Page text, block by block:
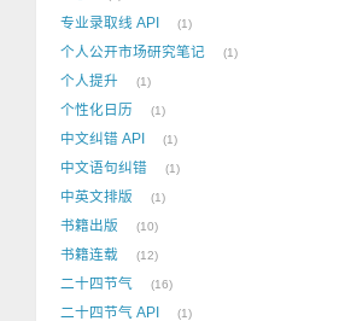
专业录取线 API 1
个人公开市场研究笔记 1
个人提升 1
个性化日历 1
中文纠错 API 1
中文语句纠错 1
中英文排版 1
书籍出版 10
书籍连载 12
二十四节气 16
二十四节气 API 1